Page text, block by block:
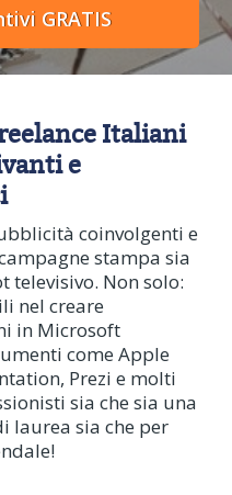
Italiani
e
coinvolgenti e
stampa sia
televisivo. Non solo:
nel creare
in Microsoft
come Apple
Prezi e molti
sia che sia una
laurea sia che per